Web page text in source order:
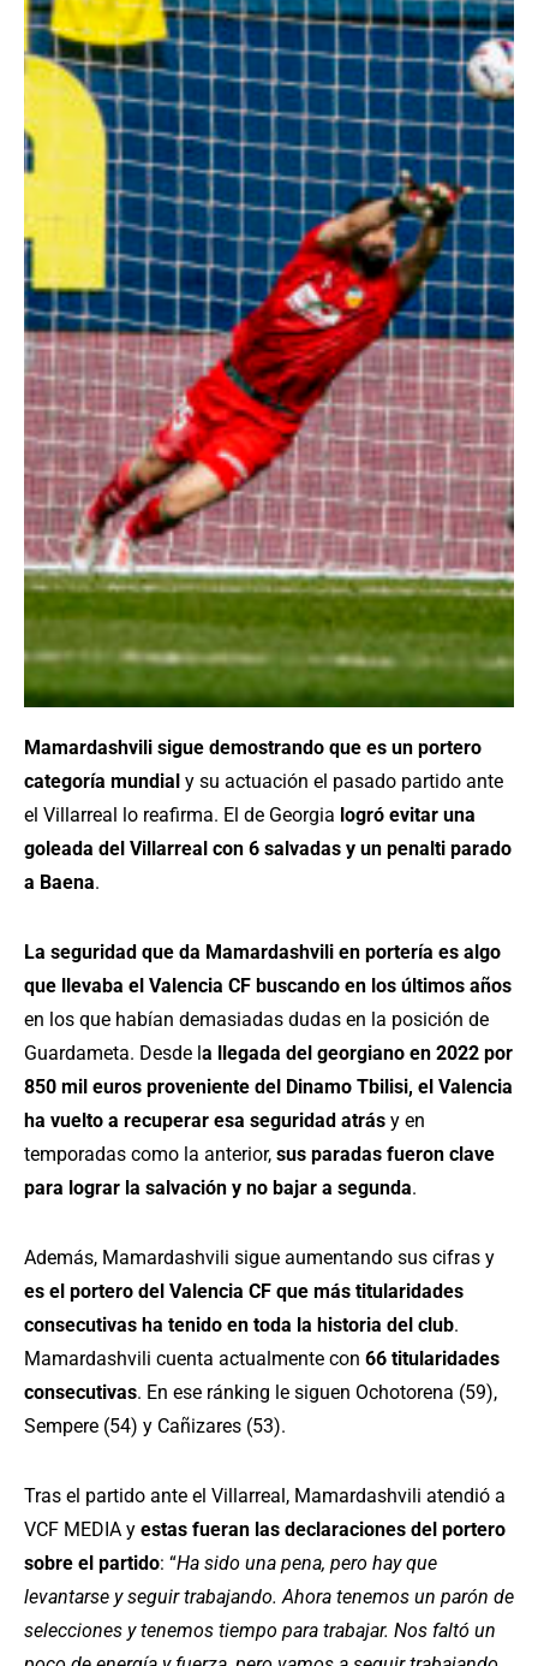
Mamardashvili sigue demostrando que es un portero
categoría mundial y su actuación el pasado partido ante
el Villarreal lo reafirma. El de Georgia logró evitar una
goleada del Villarreal con 6 salvadas y un penalti parado
a Baena.
La seguridad que da Mamardashvili en portería es algo
que llevaba el Valencia CF buscando en los últimos años
en los que habían demasiadas dudas en la posición de
Guardameta. Desde l a llegada del georgiano en 2022 por
850 mil euros proveniente del Dinamo Tbilisi, el Valencia
ha vuelto a recuperar esa seguridad atrás y en
temporadas como la anterior, sus paradas fueron clave
para lograr la salvación y no bajar a segunda.
Además, Mamardashvili sigue aumentando sus cifras y
es el portero del Valencia CF que más titularidades
consecutivas ha tenido en toda la historia del club.
Mamardashvili cuenta actualmente con 66 titularidades
consecutivas. En ese ránking le siguen Ochotorena (59),
Sempere (54) y Cañizares (53).
Tras el partido ante el Villarreal, Mamardashvili atendió a
VCF MEDIA y estas fueran las declaraciones del portero
sobre el partido: “Ha sido una pena, pero hay que
levantarse y seguir trabajando. Ahora tenemos un parón de
selecciones y tenemos tiempo para trabajar. Nos faltó un